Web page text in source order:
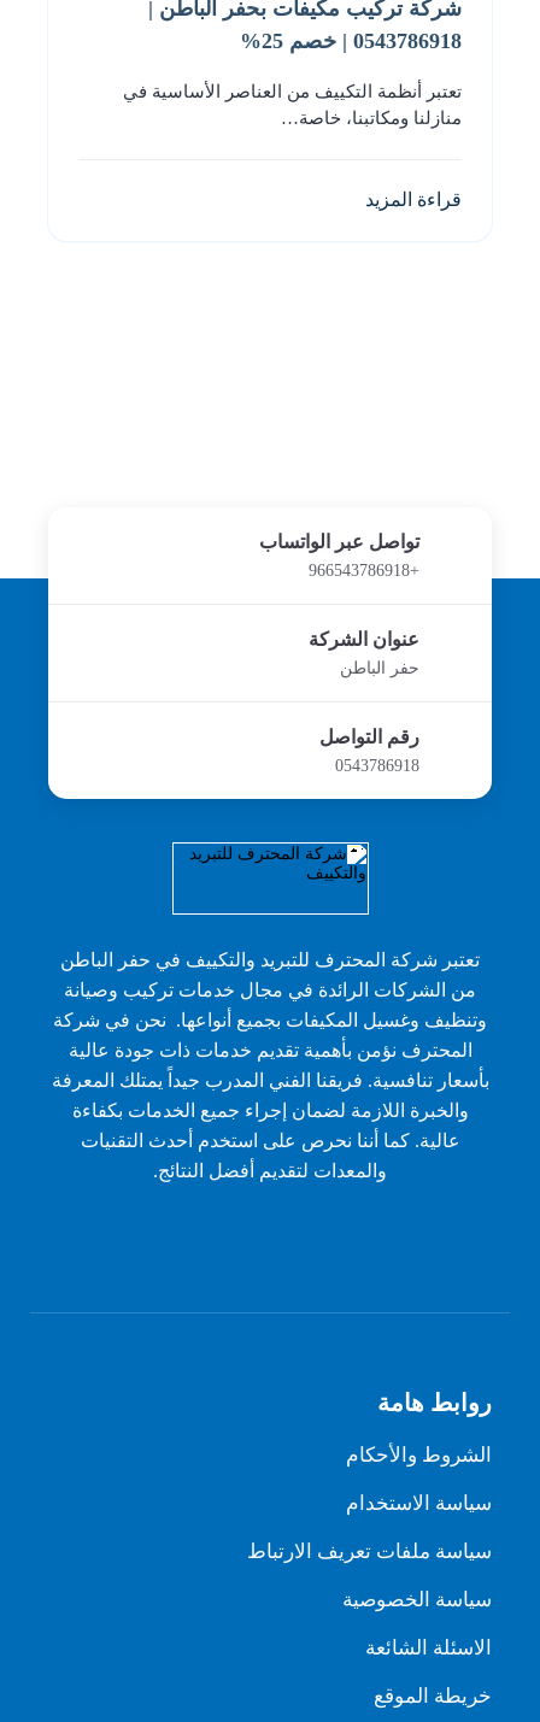
شركة تركيب مكيفات بحفر الباطن |
0543786918 | خصم 25%
تعتبر أنظمة التكييف من العناصر الأساسية في
منازلنا ومكاتبنا، خاصة…
قراءة المزيد
تواصل عبر الواتساب
+966543786918
عنوان الشركة
حفر الباطن
رقم التواصل
0543786918
تعتبر شركة المحترف للتبريد والتكييف في حفر الباطن
من الشركات الرائدة في مجال خدمات تركيب وصيانة
وتنظيف وغسيل المكيفات بجميع أنواعها. نحن في شركة
المحترف نؤمن بأهمية تقديم خدمات ذات جودة عالية
بأسعار تنافسية. فريقنا الفني المدرب جيداً يمتلك المعرفة
والخبرة اللازمة لضمان إجراء جميع الخدمات بكفاءة
عالية. كما أننا نحرص على استخدم أحدث التقنيات
والمعدات لتقديم أفضل النتائج.
روابط هامة
الشروط والأحكام
سياسة الاستخدام
سياسة ملفات تعريف الارتباط
سياسة الخصوصية
الاسئلة الشائعة
خريطة الموقع